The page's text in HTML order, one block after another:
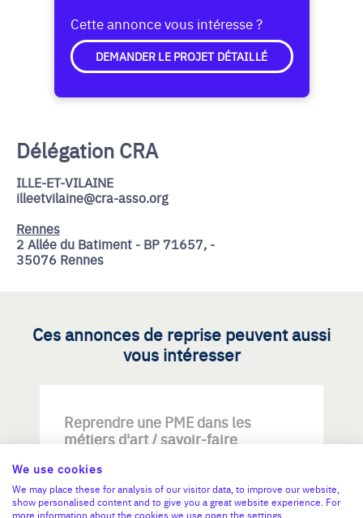
Cette annonce vous intéresse ?
DEMANDER LE PROJET DÉTAILLÉ
Délégation CRA
ILLE-ET-VILAINE
illeetvilaine@cra-asso.org
Rennes
2 Allée du Batiment - BP 71657, -
35076 Rennes
Ces annonces de reprise peuvent aussi
vous intéresser
Reprendre une PME dans les
métiers d'art / savoir-faire
We use cookies
We may place these for analysis of our visitor data, to improve our website,
show personalised content and to give you a great website experience. For
more information about the cookies we use open the settings.